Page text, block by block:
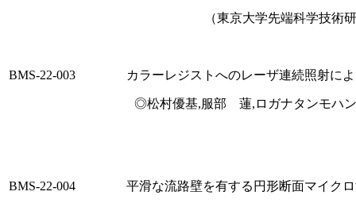
（東京大学先端科学技
BMS-22-003 カラーレジストへのレーザ連続照射に
◎松村優基,服部 蓮,ロガナタンモハン
BMS-22-004 平滑な流路壁を有する円形断面マイク